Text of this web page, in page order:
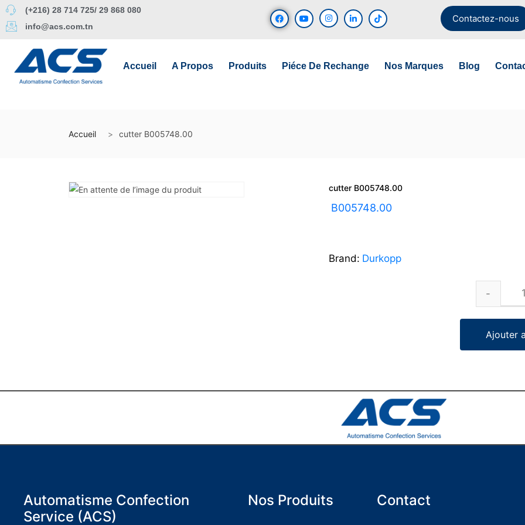
(+216) 28 714 725/ 29 868 080
info@acs.com.tn
Contactez-nous
Accueil A Propos Produits Piéce De Rechange Nos Marques Blog
Accueil cutter B005748.00
cutter B005748.00
B005748.00
Brand: Durkopp
Ajouter
Automatisme Confection
Service (ACS)
Nos Produits Contact